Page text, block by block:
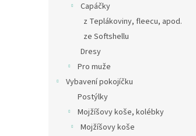
Capáčky
z Teplákoviny, fleecu, apod.
ze Softshellu
Dresy
Pro muže
Vybavení pokojíčku
Postýlky
Mojžíšovy koše, kolébky
Mojžíšovy koše